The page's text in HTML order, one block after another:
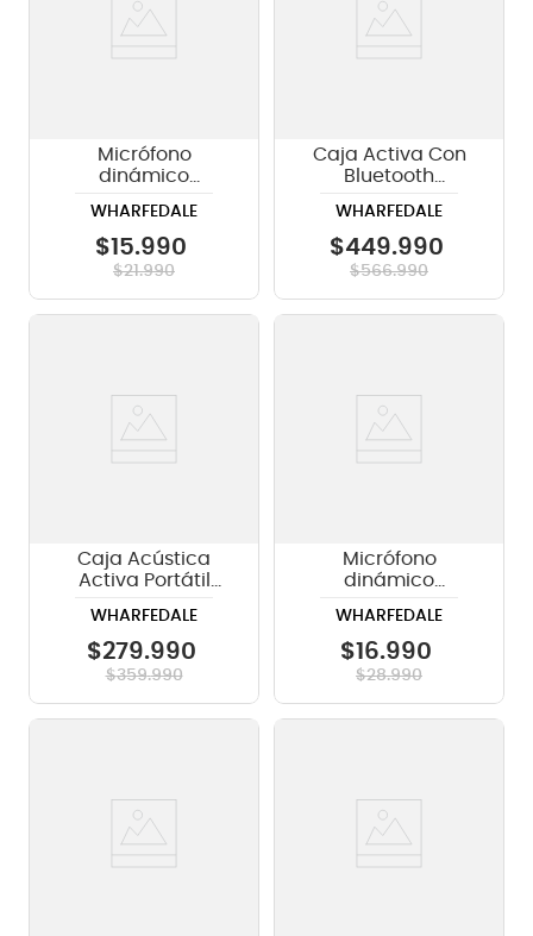
Micrófono
dinámico
5.0S - Con switch
WHARFEDALE
$15.990
$21.990
Caja Activa Con
Bluetooth
TYPHON-AXF12-BT
- 12"/720w
WHARFEDALE
$449.990
$566.990
Caja Acústica
Activa Portátil
15A-B, 15" (Banda
B)
WHARFEDALE
$279.990
$359.990
Micrófono
dinámico
PRO
WHARFEDALE
$16.990
$28.990